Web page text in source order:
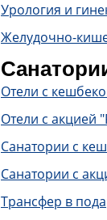
Урология и
Желудочно-
Отели с
Отели с акцией
Санатории с
Санатории с
Трансфер в